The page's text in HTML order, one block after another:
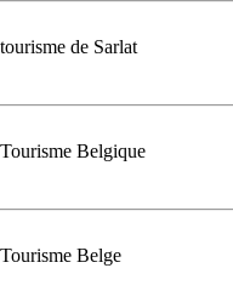
de Sarlat
Belgique
Belge